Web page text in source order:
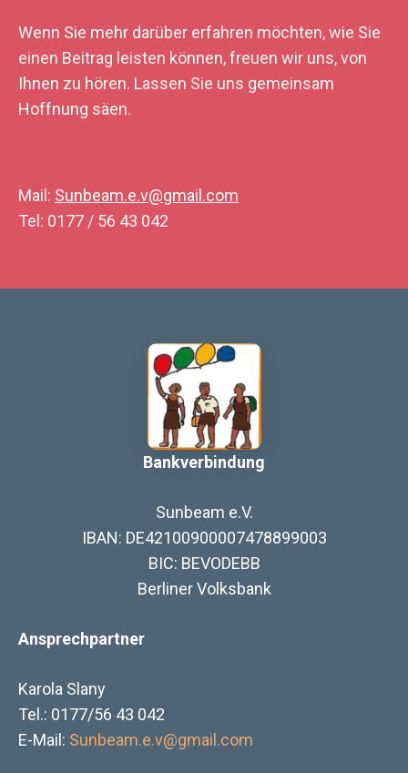
Wenn Sie mehr darüber erfahren möchten, wie Sie
einen Beitrag leisten können, freuen wir uns, von
Ihnen zu hören. Lassen Sie uns gemeinsam
Hoffnung säen.
Mail: Sunbeam.e.v@gmail.com
Tel: 0177 / 56 43 042
Bankverbindung
Sunbeam e.V.
IBAN: DE42100900007478899003
BIC: BEVODEBB
Berliner Volksbank
Ansprechpartner
Karola Slany
Tel.: 0177/56 43 042
E-Mail: Sunbeam.e.v@gmail.com